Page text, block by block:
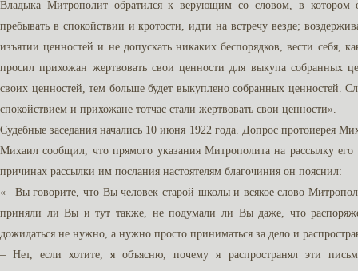
Владыка Митрополит обратился к верующим со словом, в
пребывать в спокойствии и кротости, идти на встречу везде;
изъятии ценностей и не допускать никаких беспорядков, вести себя,
просил прихожан жертвовать свои ценности для выкупа собранных
своих ценностей, тем больше будет выкуплено собранных
спокойствием и прихожане тотчас стали жертвовать свои ценности».
Судебные заседания начались 10 июня 1922 года. Допрос протоиерея
Михаил сообщил, что прямого указания Митрополита на рассылку
причинах рассылки им послания настоятелям благочиния он пояснил:
«– Вы говорите, что Вы человек старой школы и всякое слово
приняли ли Вы и тут также, не подумали ли Вы даже, что
дожидаться не нужно, а нужно просто приниматься за дело и
– Нет, если хотите, я объясню, почему я распространял эти